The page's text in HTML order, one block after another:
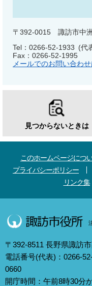
〒392-0015 諏訪市中
Tel：0266-52-1933
代
Fax：0266-52-1995
メールでのお問い合わ
見つからないときは
このホームページにつ
プライバシーポリシー
リンク集
〒392-8511 長野県諏訪
電話番号(代表)：0266-
0660
開庁時間：午前8時30分